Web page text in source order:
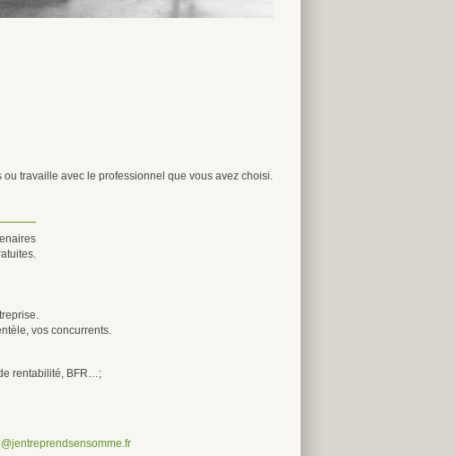
travaille avec le professionnel que vous avez choisi.
vos concurrents.
rentabilité, BFR…;